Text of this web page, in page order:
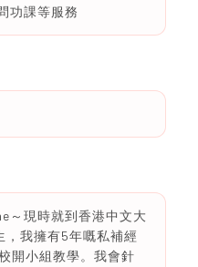
功課等服務
～現時就到香港中文大
，我擁有5年嘅私補經
開小組教學。我會針